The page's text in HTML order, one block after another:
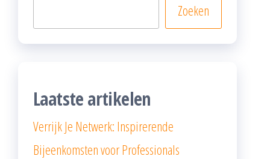
Zoeken
Laatste artikelen
Verrijk Je Netwerk: Inspirerende
Bijeenkomsten voor Professionals